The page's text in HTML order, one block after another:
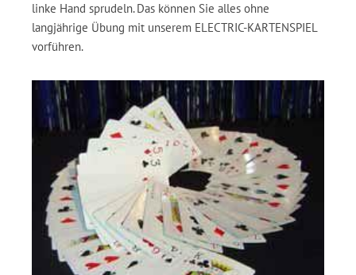
linke Hand sprudeln. Das können Sie alles ohne
langjährige Übung mit unserem ELECTRIC-KARTENSPIEL
vorführen.